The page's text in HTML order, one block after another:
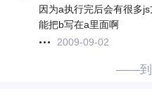
因为a执行完后会有很多
能把b写在a里面啊
2009-09-02
——